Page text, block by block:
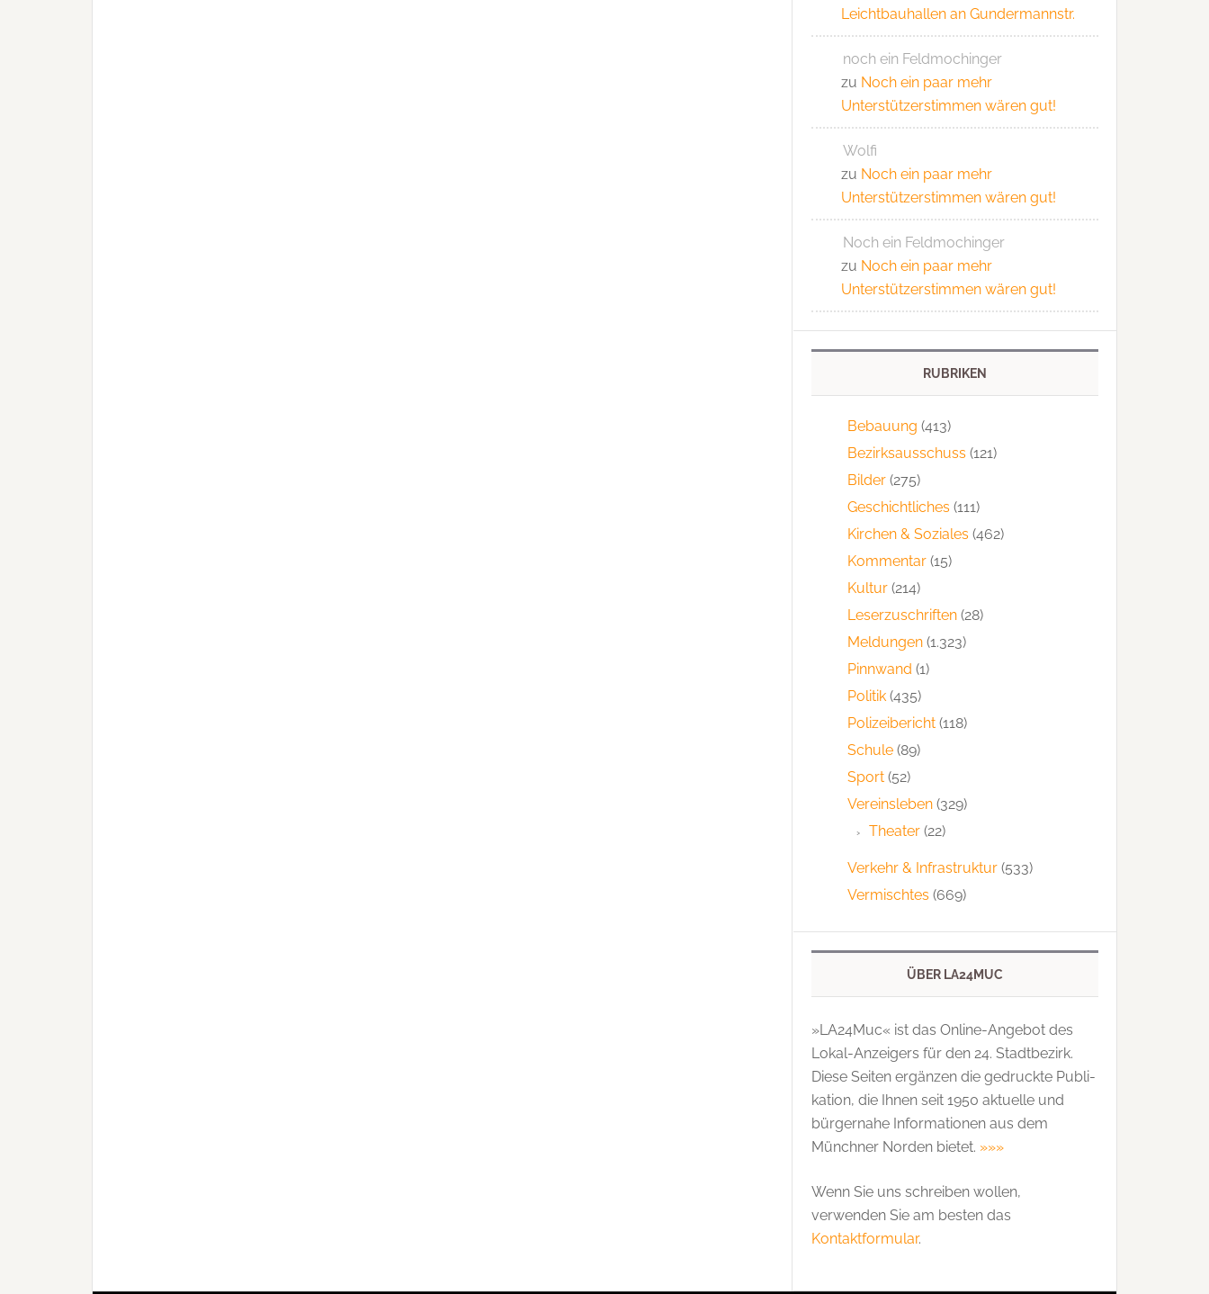
Leichtbauhallen an Gundermannstr.
noch ein Feldmochinger
zu Noch ein paar mehr
Unterstützerstimmen wären gut!
Wolfi
zu Noch ein paar mehr
Unterstützerstimmen wären gut!
Noch ein Feldmochinger
zu Noch ein paar mehr
Unterstützerstimmen wären gut!
RUBRIKEN
Bebauung (413)
Bezirksausschuss (121)
Bilder (275)
Geschichtliches (111)
Kirchen & Soziales (462)
Kommentar (15)
Kultur (214)
Leserzuschriften (28)
Meldungen (1.323)
Pinnwand (1)
Politik (435)
Polizeibericht (118)
Schule (89)
Sport (52)
Vereinsleben (329)
Theater (22)
Verkehr & Infrastruktur (533)
Vermischtes (669)
ÜBER LA24MUC
»LA24Muc« ist das Online-Angebot des
Lokal-Anzeigers für den 24. Stadtbezirk.
Diese Seiten ergänzen die gedruckte Publi­
kation, die Ihnen seit 1950 aktuelle und
bürgernahe Informationen aus dem
Münchner Norden bietet. »»»
Wenn Sie uns schreiben wollen,
verwenden Sie am besten das
Kontaktformular.